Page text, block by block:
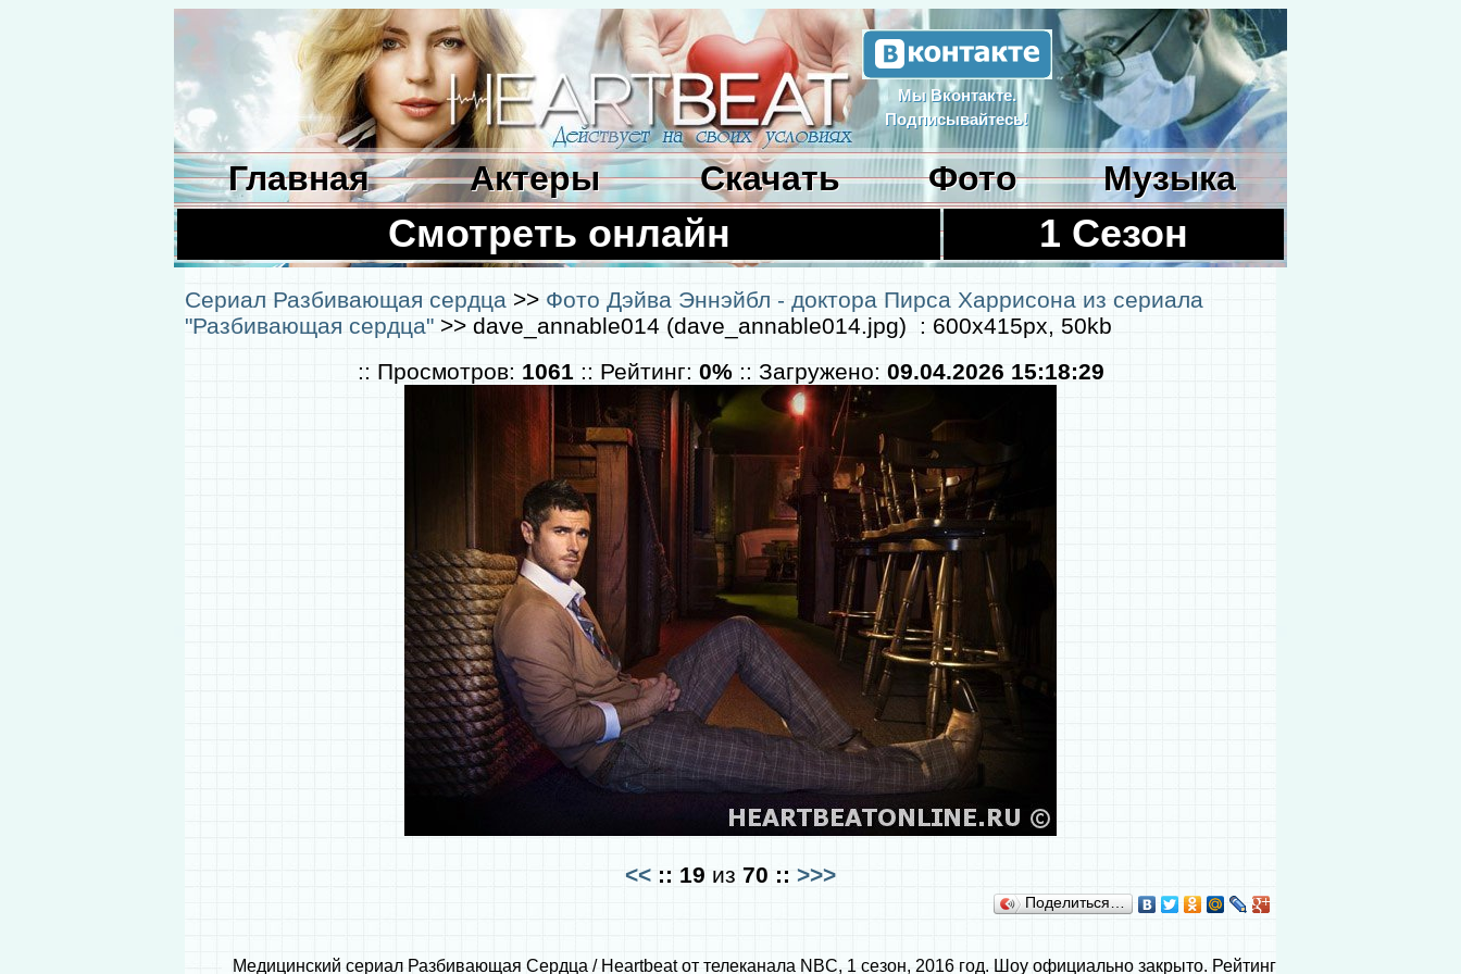
Мы Вконтакте.
Подписывайтесь!
Главная Актеры Скачать Фото Музыка
Смотреть онлайн 1 Сезон
Сериал Разбивающая сердца >> Фото Дэйва Эннэйбл - доктора Пирса Харрисона из сериала
"Разбивающая сердца" >> dave_annable014 (dave_annable014.jpg) : 600x415px, 50kb
:: Просмотров: 1061 :: Рейтинг: 0%:: Загружено: 09.04.2026 15:18:29
<< :: 19 из 70 :: >>>
Поделиться…
Медицинский сериал Разбивающая Сердца / Heartbeat от телеканала NBC, 1 сезон, 2016 год. Шоу официально закрыто. Рейтинг